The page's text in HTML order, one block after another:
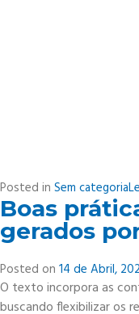
Posted in Sem categoria
Boas
gerados
Posted on 14 de Abril,
O texto incorpora as
buscando flexibilizar os